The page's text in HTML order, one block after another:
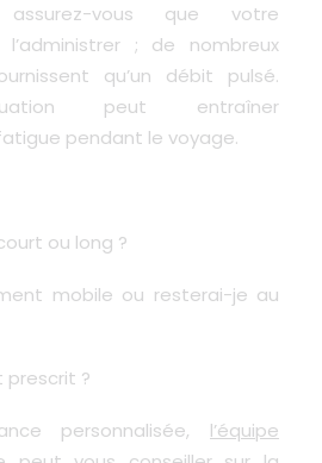
vous que votre
; de nombreux
qu’un débit pulsé.
peut entraîner
pendant le voyage.
ou long ?
mobile ou resterai-je au
prescrit ?
personnalisée, l’équipe